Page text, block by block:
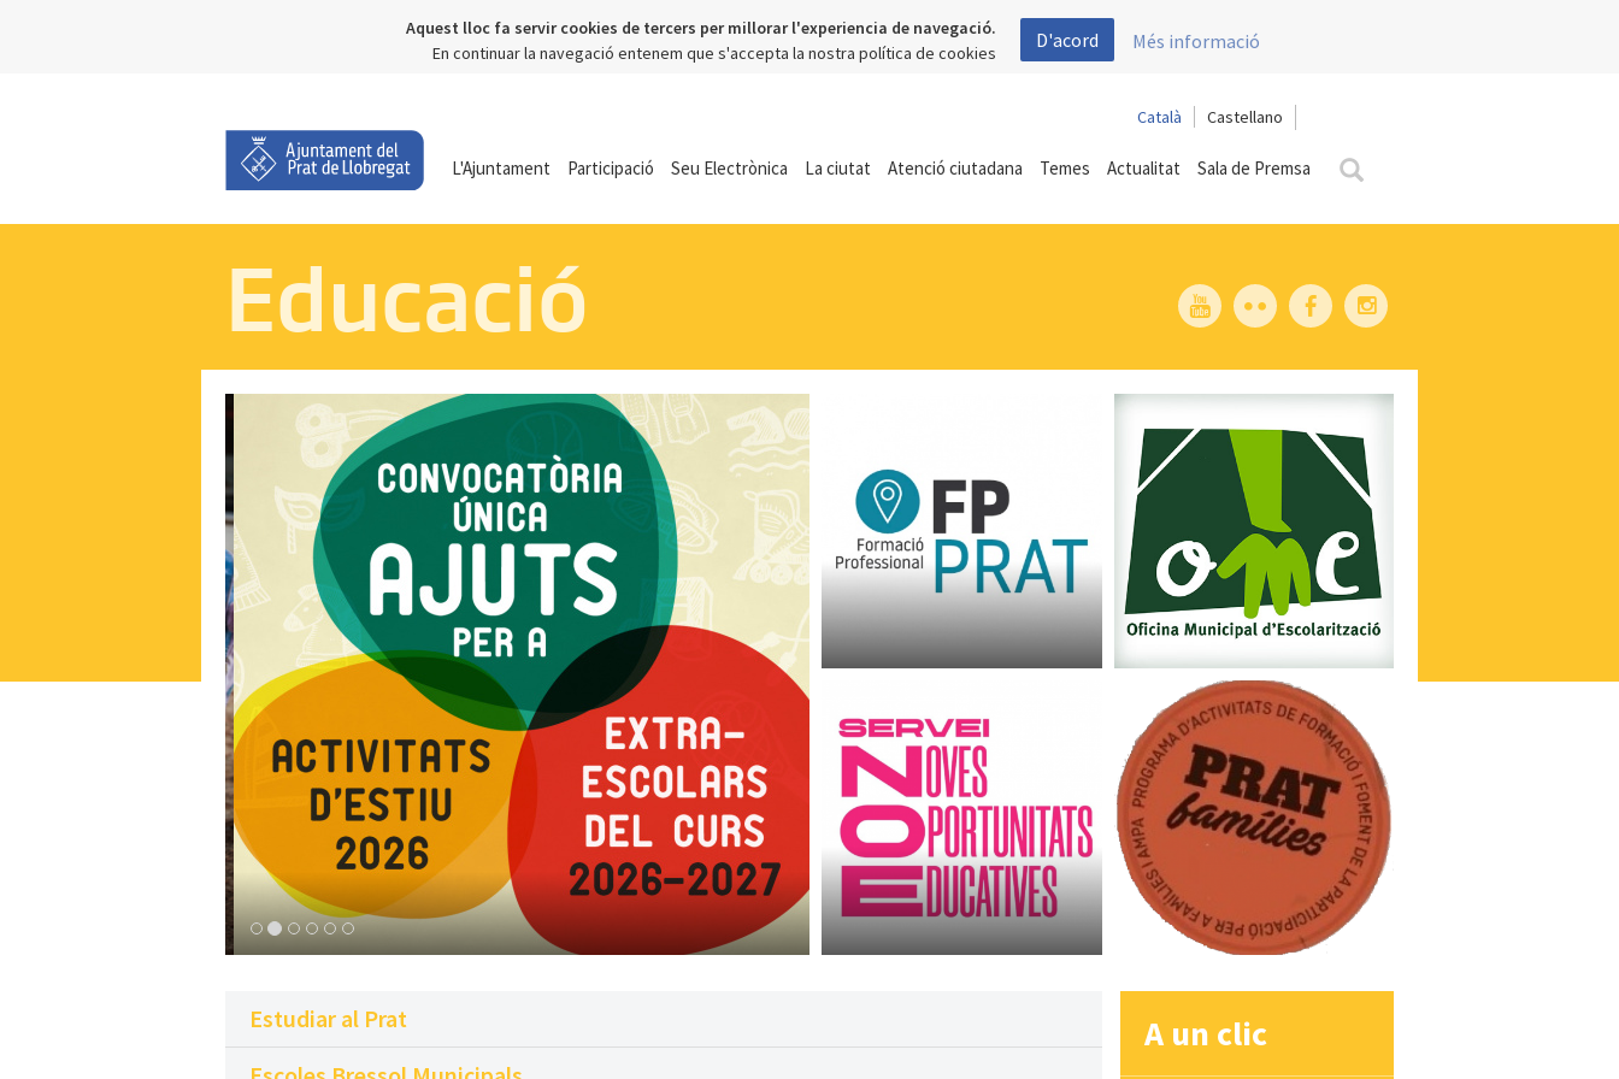
Aquest lloc fa servir cookies de tercers per millorar l'experiencia de navegació.
En continuar la navegació entenem que s'accepta la nostra política de cookies
D'acord Més informació
Català Castellano
L'Ajuntament Participació Seu Electrònica La ciutat Atenció ciutadana Temes Actualitat Sala de Premsa
Educació
Estudiar al Prat
A un clic